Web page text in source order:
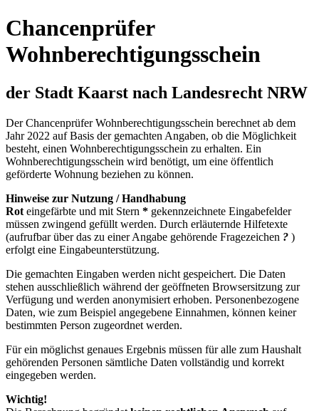
Chancenprüfer
Wohnberechtigungsschein
der Stadt Kaarst nach Landesrecht NRW
Der Chancenprüfer Wohnberechtigungsschein berechnet ab dem
Jahr 2022 auf Basis der gemachten Angaben, ob die Möglichkeit
besteht, einen Wohnberechtigungsschein zu erhalten. Ein
Wohnberechtigungsschein wird benötigt, um eine öffentlich
geförderte Wohnung beziehen zu können.
Hinweise zur Nutzung / Handhabung
Rot eingefärbte und mit Stern * gekennzeichnete Eingabefelder
müssen zwingend gefüllt werden. Durch erläuternde Hilfetexte
(aufrufbar über das zu einer Angabe gehörende Fragezeichen ? )
erfolgt eine Eingabeunterstützung.
Die gemachten Eingaben werden nicht gespeichert. Die Daten
stehen ausschließlich während der geöffneten Browsersitzung zur
Verfügung und werden anonymisiert erhoben. Personenbezogene
Daten, wie zum Beispiel angegebene Einnahmen, können keiner
bestimmten Person zugeordnet werden.
Für ein möglichst genaues Ergebnis müssen für alle zum Haushalt
gehörenden Personen sämtliche Daten vollständig und korrekt
eingegeben werden.
Wichtig!